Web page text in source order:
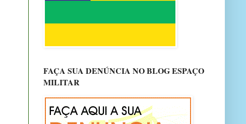
FAÇA SUA DENÚNCIA NO BLOG ESPAÇO
MILITAR